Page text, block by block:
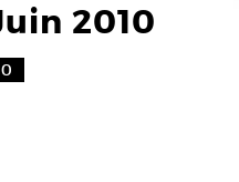
2010